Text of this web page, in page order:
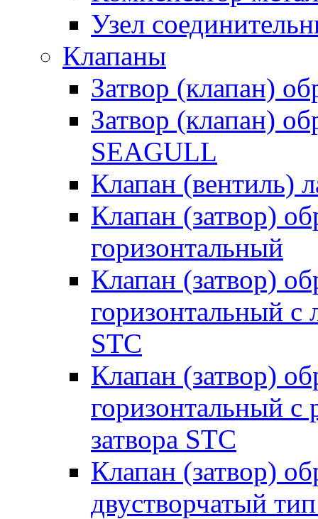
Узел
Клапаны
Затвор (клапан)
Затвор (клапан)
SEAGULL
Клапан (вентиль)
Клапан (затвор)
горизонтальный
Клапан (затвор)
горизонтальный с
STC
Клапан (затвор)
горизонтальный
затвора STC
Клапан (затвор)
двустворчатый